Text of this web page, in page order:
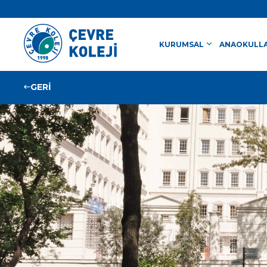
KURUMSAL keyboard_arrow_down
GERİ